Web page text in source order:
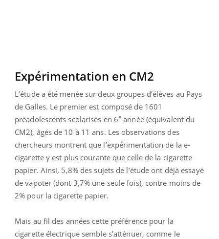
Expérimentation en CM2
L’étude a été menée sur deux groupes d’élèves au Pays
de Galles. Le premier est composé de 1601
préadolescents scolarisés en 6e année (équivalent du
CM2), âgés de 10 à 11 ans. Les observations des
chercheurs montrent que l’expérimentation de la e-
cigarette y est plus courante que celle de la cigarette
papier. Ainsi, 5,8% des sujets de l’étude ont déjà essayé
de vapoter (dont 3,7% une seule fois), contre moins de
2% pour la cigarette papier.
Mais au fil des années cette préférence pour la
cigarette électrique semble s’atténuer, comme le